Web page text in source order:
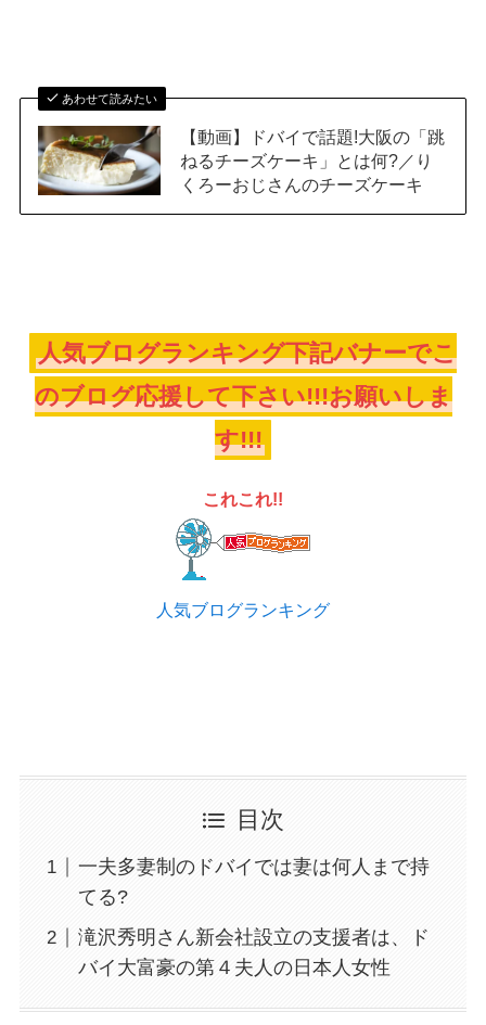
あわせて読みたい
【動画】ドバイで話題!大阪の「跳
ねるチーズケーキ」とは何?／り
くろーおじさんのチーズケーキ
人気ブログランキング下記バナーでこ
のブログ応援して下さい!!!お願いしま
す!!!
これこれ!!
人気ブログランキング
目次
一夫多妻制のドバイでは妻は何人まで持
てる?
滝沢秀明さん新会社設立の支援者は、ド
バイ大富豪の第４夫人の日本人女性